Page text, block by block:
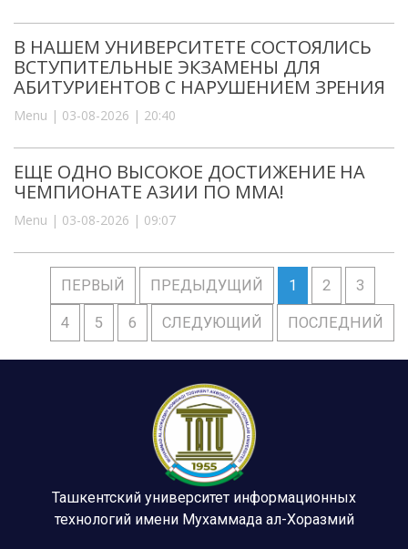
В НАШЕМ УНИВЕРСИТЕТЕ СОСТОЯЛИСЬ
ВСТУПИТЕЛЬНЫЕ ЭКЗАМЕНЫ ДЛЯ
АБИТУРИЕНТОВ С НАРУШЕНИЕМ ЗРЕНИЯ
Menu | 03-08-2026 | 20:40
ЕЩЕ ОДНО ВЫСОКОЕ ДОСТИЖЕНИЕ НА
ЧЕМПИОНАТЕ АЗИИ ПО ММА!
Menu | 03-08-2026 | 09:07
ПЕРВЫЙ ПРЕДЫДУЩИЙ 1 2 3
4 5 6 СЛЕДУЮЩИЙ ПОСЛЕДНИЙ
Ташкентский университет информационных
технологий имени Мухаммада ал-Хоразмий